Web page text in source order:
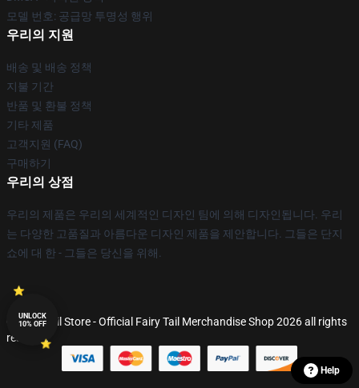
모델 번호: 공급망 투명성 행위
우리의 지원
배송 및 배송 정책
지불 기간
반품 및 환불 정책
기타 제품
고객지원 (FAQ)
구매하기
우리의 상점
우리의 제품은 우리의 세계적인 디자인 팀에 의해 디자인됩니다. 우리
는 다양한 고품질과 아름다운 디자인 제품을 제안합니다. 그들은 단지
쇼에 대 한 - 그들은 당신을 위해.
© Fairy Tail Store - Official Fairy Tail Merchandise Shop 2026 all rights
reserved
Help
UNLOCK
10% OFF